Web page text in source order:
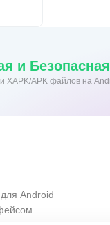
и
XAPK/APK файлов на
Android